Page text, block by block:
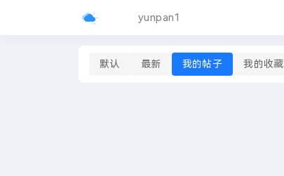
yunpan1
默认 最新 我的帖子 我的收藏